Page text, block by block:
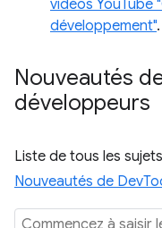
vidéos YouTube
développement".
Nouveautés
développeurs
Liste de tous les
Nouveautés de